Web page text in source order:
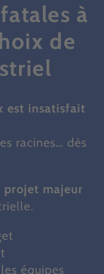
à
de
est insatisfait
racines… dès
projet majeur
équipes